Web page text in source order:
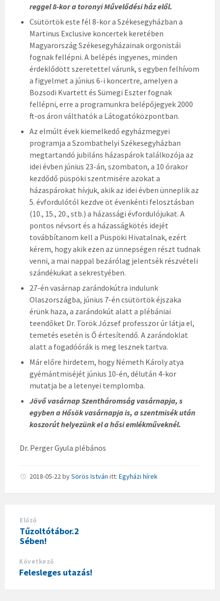
reggel 8-kor a toronyi Művelődési ház elől.
Csütörtök este fél 8-kor a Székesegyházban a
Martinus Exclusive koncertek keretében
Magyarország Székesegyházainak orgonistái
fognak fellépni. A belépés ingyenes, minden
érdeklődött szeretettel várunk, s egyben felhívom
a figyelmet a június 6-i koncertre, amelyen a
Bozsodi Kvartett és Sümegi Eszter fognak
fellépni, erre a programunkra belépőjegyek 2000
ft-os áron válthatók a Látogatóközpontban.
Az elmúlt évek kiemelkedő egyházmegyei
programja a Szombathelyi Székesegyházban
megtartandó jubiláns házaspárok találkozója az
idei évben június 23-án, szombaton, a 10 órakor
kezdődő püspöki szentmisére azokat a
házaspárokat hívjuk, akik az idei évben ünneplik az
5. évfordulótól kezdve öt évenkénti felosztásban
(10., 15., 20., stb.) a házassági évfordulójukat. A
pontos névsort és a házasságkötés idejét
továbbítanom kell a Püspöki Hivatalnak, ezért
kérem, hogy akik ezen az ünnepségen részt tudnak
venni, a mai nappal bezárólag jelentsék részvételi
szándékukat a sekrestyében.
27-én vasárnap zarándokútra indulunk
Olaszországba, június 7-én csütörtök éjszaka
érünk haza, a zarándokút alatt a plébániai
teendőket Dr. Török József professzor úr látja el,
temetés esetén is Ő értesítendő. A zarándoklat
alatt a fogadóórák is meg lesznek tartva.
Már előre hirdetem, hogy Németh Károly atya
gyémántmiséjét június 10-én, délután 4-kor
mutatja be a letenyei templomba.
Jövő vasárnap Szentháromság vasárnapja, s
egyben a Hősök vasárnapja is, a szentmisék után
koszorút helyezünk el a hősi emlékműveknél.
Dr. Perger Gyula plébános
2018-05-22bySörös István itt: Egyházi hírek
Előző
Tűzoltótábor.2
Sében!
Következő
Felesleges utazás!